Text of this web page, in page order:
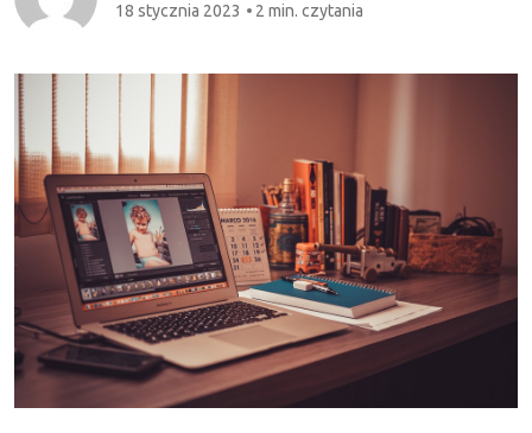
18 stycznia 2023 2 min. czytania